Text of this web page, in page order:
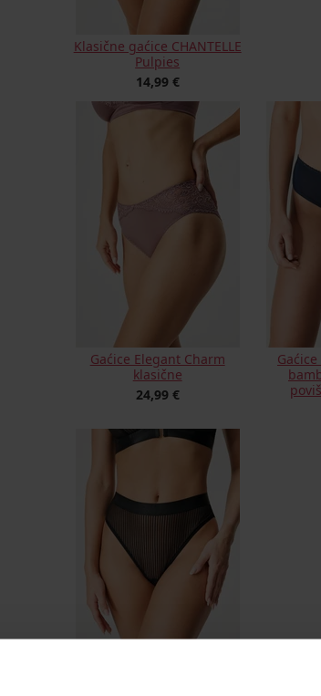
Klasične gaćice CHANTELLE
Pulpies
14,99 €
Gaćice Elegant Charm
klasične
24,99 €